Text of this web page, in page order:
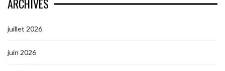
ARCHIVES
juillet 2026
juin 2026